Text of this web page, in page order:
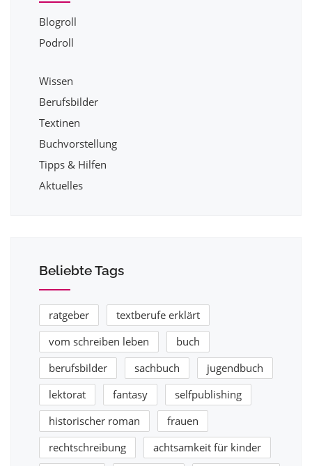
Blogroll
Podroll
Wissen
Berufsbilder
Textinen
Buchvorstellung
Tipps & Hilfen
Aktuelles
Beliebte Tags
ratgeber
textberufe erklärt
vom schreiben leben
buch
berufsbilder
sachbuch
jugendbuch
lektorat
fantasy
selfpublishing
historischer roman
frauen
rechtschreibung
achtsamkeit für kinder